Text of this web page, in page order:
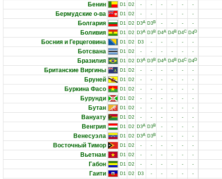
Бенин D1 D2 - - - - - -
Бермудские о-ва D1 D2 - - - - - -
Болгария D1 D2 D3A D3B - - - -
Боливия D1 D2 D3A D3B D4A D4B D4C D4D
Босния и Герцеговина D1 D2 D3 - - - - -
Ботсвана D1 D2 - - - - - -
Бразилия D1 D2 D3A D3B D4A D4B D4C D4D
Британские Виргины D1 D2 - - - - - -
Бруней D1 D2 - - - - - -
Буркина Фасо D1 D2 - - - - - -
Бурунди D1 D2 - - - - - -
Бутан D1 D2 - - - - - -
Вануату D1 D2 - - - - - -
Венгрия D1 D2 D3A D3B - - - -
Венесуэла D1 D2 D3A D3B - - - -
Восточный Тимор D1 D2 - - - - - -
Вьетнам D1 D2 - - - - - -
Габон D1 D2 - - - - - -
Гаити D1 D2 D3 - - - - -